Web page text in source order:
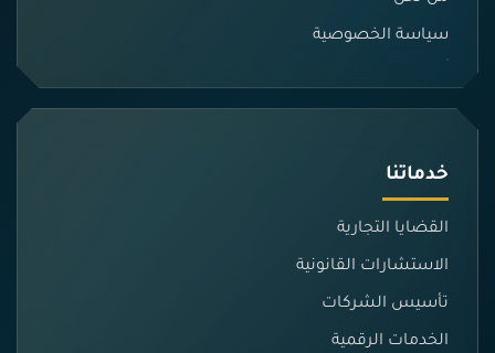
سياسة الخصوصية
خدماتنا
القضايا التجارية
الاستشارات القانونية
تأسيس الشركات
الخدمات الرقمية